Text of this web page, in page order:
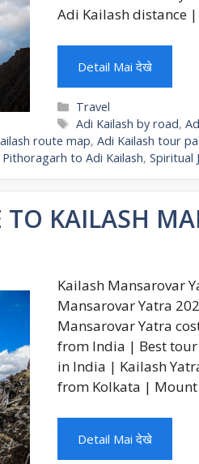
Adi Kailash distance
Detail Mai देखे
Categories
Travel
Tags
Adi Kailash by road,
route map, Adi Kailash tour
Pithoragarh to Adi Kailash, Spiritual
KAILASH
Kailash Mansarovar
Mansarovar Yatra
Mansarovar Yatra
from India | Best
in India | Kailash
from Kolkata |
Detail Mai देखे